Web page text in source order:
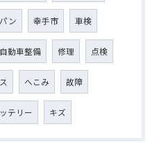
ン 幸手市 車検
自動車整備 修理 点検
へこみ 故障
テリー キズ